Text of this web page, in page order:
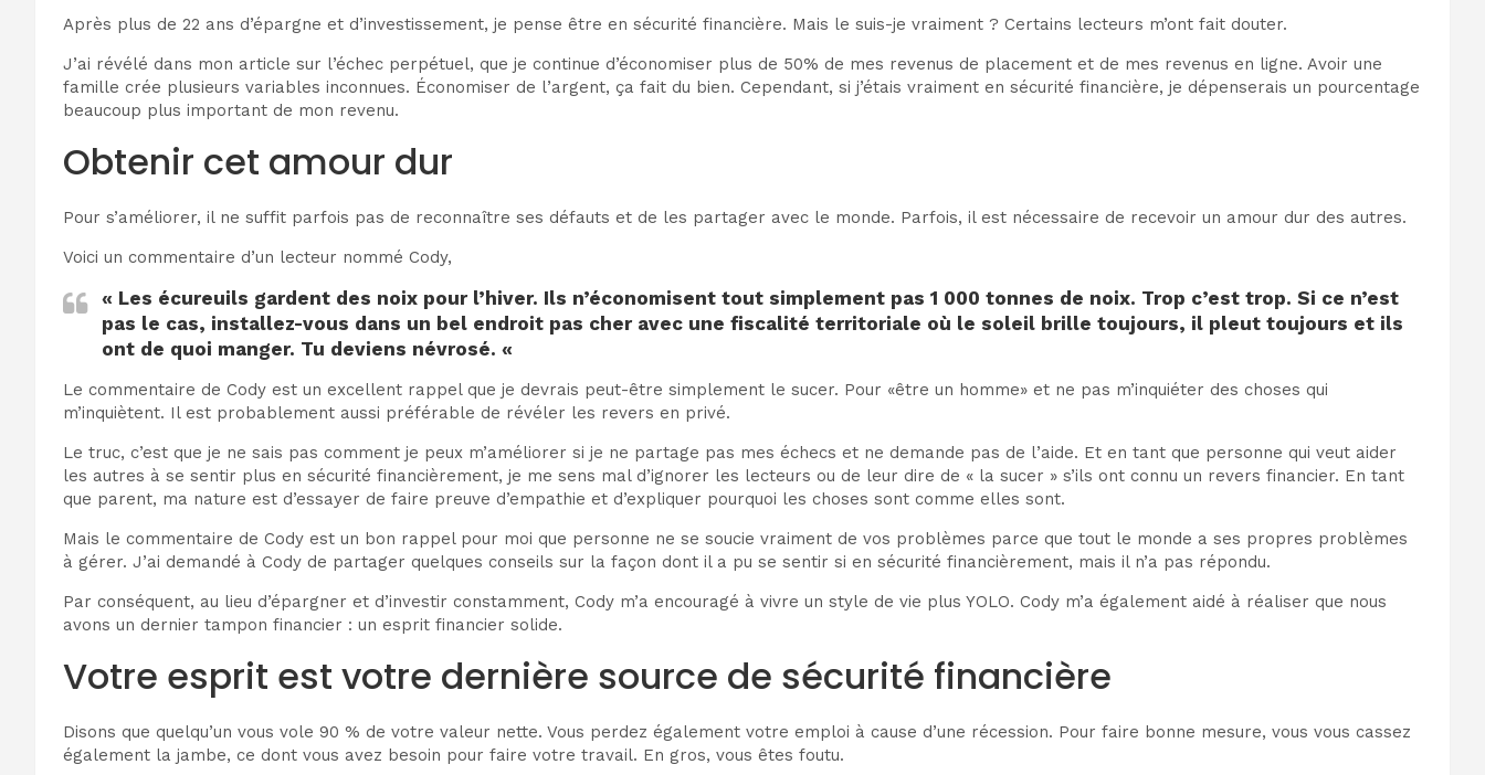
Après plus de 22 ans d’épargne et d’investissement, je pense être en sécurité financière. Mais le suis-je vraiment ? Certains lecteurs m’ont fait douter.
J’ai révélé dans mon article sur l’échec perpétuel, que je continue d’économiser plus de 50% de mes revenus de placement et de mes revenus en ligne. Avoir une
famille crée plusieurs variables inconnues. Économiser de l’argent, ça fait du bien. Cependant, si j’étais vraiment en sécurité financière, je dépenserais un pourcentage
beaucoup plus important de mon revenu.
Obtenir cet amour dur
Pour s’améliorer, il ne suffit parfois pas de reconnaître ses défauts et de les partager avec le monde. Parfois, il est nécessaire de recevoir un amour dur des autres.
Voici un commentaire d’un lecteur nommé Cody,
« Les écureuils gardent des noix pour l’hiver. Ils n’économisent tout simplement pas 1 000 tonnes de noix. Trop c’est trop. Si ce n’est
pas le cas, installez-vous dans un bel endroit pas cher avec une fiscalité territoriale où le soleil brille toujours, il pleut toujours et ils
ont de quoi manger. Tu deviens névrosé. «
Le commentaire de Cody est un excellent rappel que je devrais peut-être simplement le sucer. Pour «être un homme» et ne pas m’inquiéter des choses qui
m’inquiètent. Il est probablement aussi préférable de révéler les revers en privé.
Le truc, c’est que je ne sais pas comment je peux m’améliorer si je ne partage pas mes échecs et ne demande pas de l’aide. Et en tant que personne qui veut aider
les autres à se sentir plus en sécurité financièrement, je me sens mal d’ignorer les lecteurs ou de leur dire de « la sucer » s’ils ont connu un revers financier. En tant
que parent, ma nature est d’essayer de faire preuve d’empathie et d’expliquer pourquoi les choses sont comme elles sont.
Mais le commentaire de Cody est un bon rappel pour moi que personne ne se soucie vraiment de vos problèmes parce que tout le monde a ses propres problèmes
à gérer. J’ai demandé à Cody de partager quelques conseils sur la façon dont il a pu se sentir si en sécurité financièrement, mais il n’a pas répondu.
Par conséquent, au lieu d’épargner et d’investir constamment, Cody m’a encouragé à vivre un style de vie plus YOLO. Cody m’a également aidé à réaliser que nous
avons un dernier tampon financier : un esprit financier solide.
Votre esprit est votre dernière source de sécurité financière
Disons que quelqu’un vous vole 90 % de votre valeur nette. Vous perdez également votre emploi à cause d’une récession. Pour faire bonne mesure, vous vous cassez
également la jambe, ce dont vous avez besoin pour faire votre travail. En gros, vous êtes foutu.